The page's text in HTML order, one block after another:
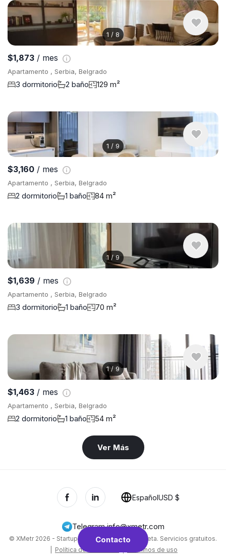
1 / 8
$1,873 / mes
Apartamento , Serbia, Belgrado
3 dormitorio 2 baño 129 m²
1 / 9
$3,160 / mes
Apartamento , Serbia, Belgrado
2 dormitorio 1 baño 84 m²
1 / 9
$1,639 / mes
Apartamento , Serbia, Belgrado
3 dormitorio 1 baño 70 m²
1/ 9
$1,463 / mes
Apartamento , Serbia, Belgrado
2 dormitorio 1 baño 54 m²
Ver Más
Contacto
Telegram,info@xmetr.com
© XMetr 2026 - Startup no comercial en fase beta. Servicios gratuitos.
Política de Privacidad Términos de uso
EspañolUSD $